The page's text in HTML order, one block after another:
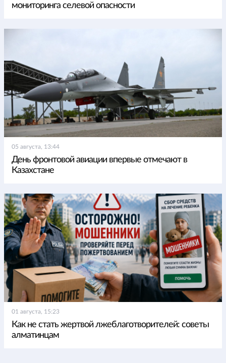
мониторинга селевой опасности
05 августа, 13:44
День фронтовой авиации впервые отмечают в
Казахстане
01 августа, 15:23
Как не стать жертвой лжеблаготворителей: советы
алматинцам